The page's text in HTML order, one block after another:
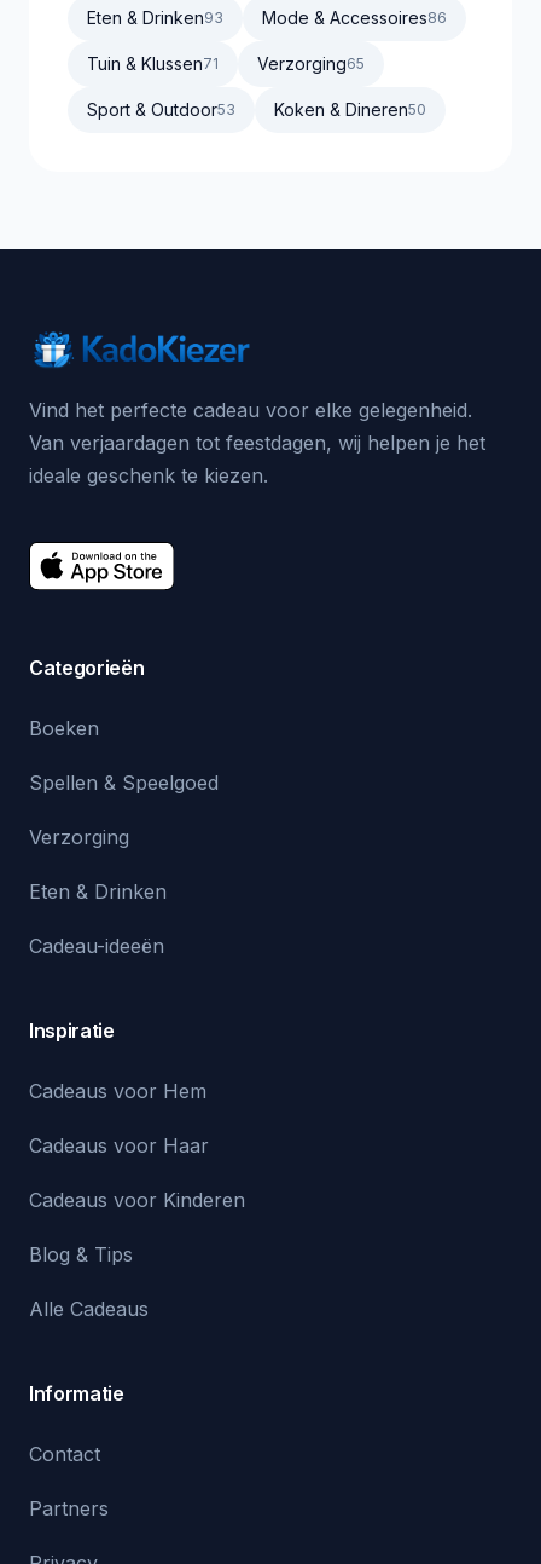
Eten & Drinken93 Mode & Accessoires86
Tuin & Klussen71 Verzorging65
Sport & Outdoor53 Koken & Dineren50
Vind het perfecte cadeau voor elke gelegenheid.
Van verjaardagen tot feestdagen, wij helpen je het
ideale geschenk te kiezen.
Categorieën
Boeken
Spellen & Speelgoed
Verzorging
Eten & Drinken
Cadeau-ideeën
Inspiratie
Cadeaus voor Hem
Cadeaus voor Haar
Cadeaus voor Kinderen
Blog & Tips
Alle Cadeaus
Informatie
Contact
Partners